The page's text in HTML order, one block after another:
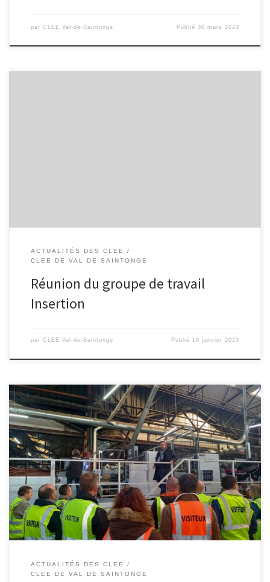
par CLEE Val-de-Saintonge Publié30 mars 2023
ACTUALITÉS DES CLEE
CLEE DE VAL DE SAINTONGE
Réunion du groupe de travail
Insertion
par CLEE Val-de-Saintonge Publié 18 janvier 2023
Mardi 29 novembre , une dizaine d’enseignants du CLEE Vals de
Saintonge ont eu la chance de visiter l’entreprise Malvaux Origin à
Loulay. Malvaux est aujourd’hui le premier fabricant français de
panneau essences fines et de contreplaqués. Après une
présentation de l’entreprise par Monsieur Morin (Directeur des
opérations adjoint) et […]
ACTUALITÉS DES CLEE
CLEE DE VAL DE SAINTONGE